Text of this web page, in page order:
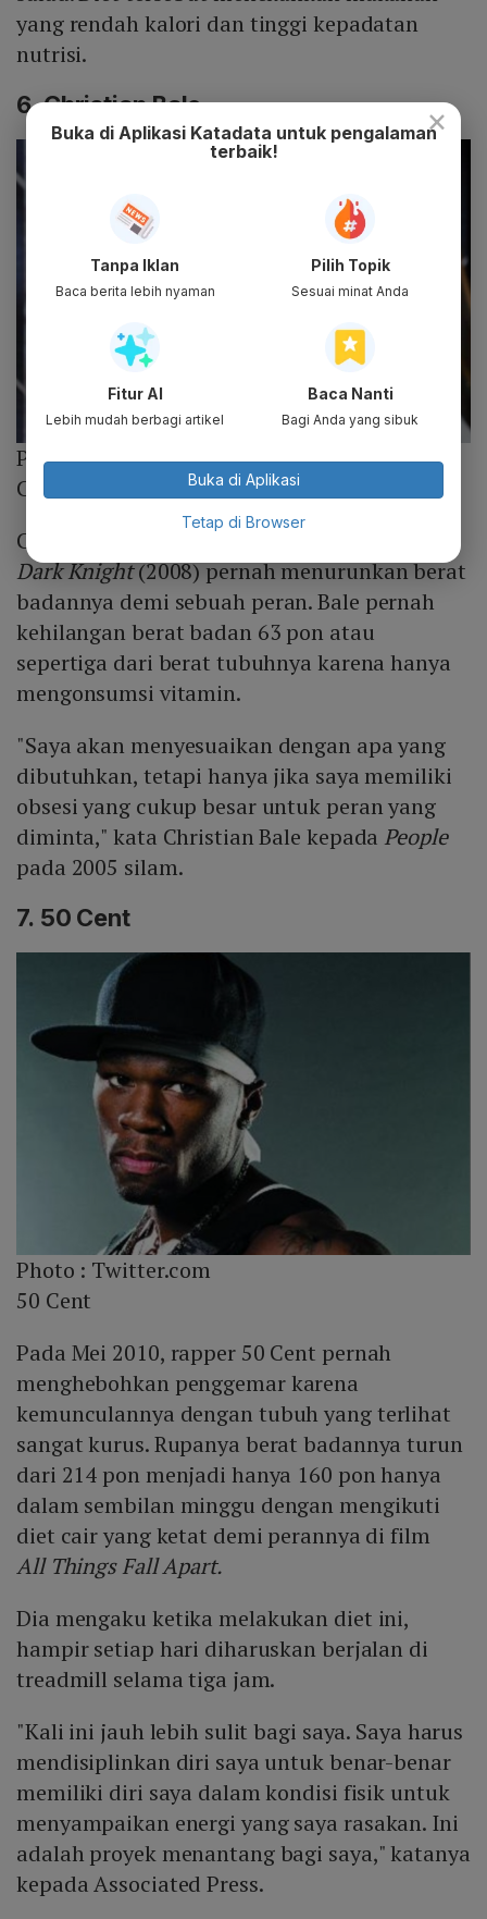
yang rendah kalori dan tinggi kepadatan
nutrisi.
6. Christian Bale
Photo :Twitter.com
Christian Bale
Christian Bale alias Batman dalam film
Dark Knight(2008) pernah menurunkan berat
badannya demi sebuah peran. Bale pernah
kehilangan berat badan 63 pon atau
sepertiga dari berat tubuhnya karena hanya
mengonsumsi vitamin.
"Saya akan menyesuaikan dengan apa yang
dibutuhkan, tetapi hanya jika saya memiliki
obsesi yang cukup besar untuk peran yang
diminta," kata Christian Bale kepada People
pada 2005 silam.
7. 50 Cent
Photo : Twitter.com
50 Cent
Pada Mei 2010, rapper 50 Cent pernah
menghebohkan penggemar karena
kemunculannya dengan tubuh yang terlihat
sangat kurus. Rupanya berat badannya turun
dari 214 pon menjadi hanya 160 pon hanya
dalam sembilan minggu dengan mengikuti
diet cair yang ketat demi perannya di film
All Things Fall Apart.
Dia mengaku ketika melakukan diet ini,
hampir setiap hari diharuskan berjalan di
treadmill selama tiga jam.
"Kali ini jauh lebih sulit bagi saya. Saya harus
mendisiplinkan diri saya untuk benar-benar
memiliki diri saya dalam kondisi fisik untuk
menyampaikan energi yang saya rasakan. Ini
adalah proyek menantang bagi saya," katanya
kepada Associated Press.
×
Buka di Aplikasi Katadata untuk pengalaman
terbaik!
Tanpa Iklan
Baca berita lebih nyaman
Pilih Topik
Sesuai minat Anda
Fitur AI
Lebih mudah berbagi artikel
Baca Nanti
Bagi Anda yang sibuk
Buka di Aplikasi
Tetap di Browser